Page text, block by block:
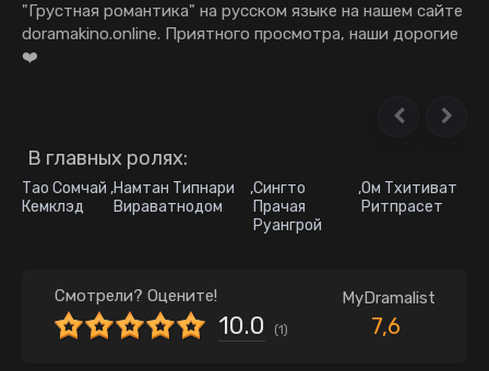
"Грустная романтика" на русском языке на нашем сайте
doramakino.online. Приятного просмотра, наши дорогие
❤️
В главных ролях:
Тао Сомчай
Кемклэд
,Намтан Типнари
Вираватнодом
,Сингто
Прачая
Руангрой
,Ом Тхитиват
Ритпрасет
Смотрели? Оцените!
10.0 (1)
MyDramalist
7,6